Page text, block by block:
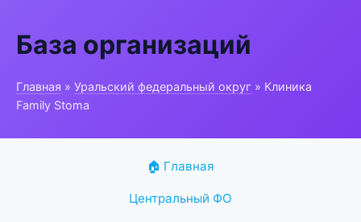
База организаций
Главная » Уральский федеральный округ » Клиника
Family Stoma
🏠 Главная
Центральный ФО